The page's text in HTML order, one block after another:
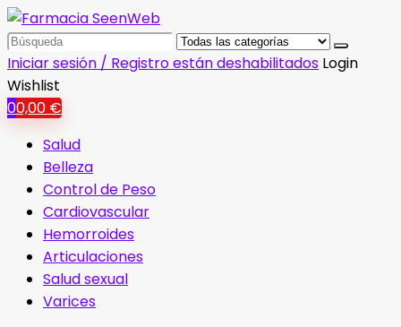
Search
for:
Iniciar sesión / Registro están deshabilitados Login
Wishlist
00,00 €
Salud
Belleza
Control de Peso
Cardiovascular
Hemorroides
Articulaciones
Salud sexual
Varices